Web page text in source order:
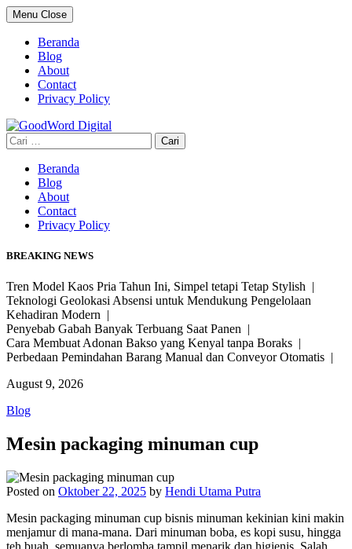
Skip
to
content
Menu Close
Beranda
Blog
About
Contact
Privacy Policy
Cari
untuk:
Beranda
Blog
About
Contact
Privacy Policy
BREAKING NEWS
Tren Model Kaos Pria Tahun Ini, Simpel tetapi Tetap Stylish |
Teknologi Geolokasi Absensi untuk Mendukung Pengelolaan
Kehadiran Modern |
Penyebab Gabah Banyak Terbuang Saat Panen |
Cara Membuat Adonan Bakso yang Kenyal tanpa Boraks |
Perbedaan Pemindahan Barang Manual dan Conveyor Otomatis |
August 9, 2026
Blog
Mesin packaging minuman cup
Posted on Oktober 22, 2025 by Hendi Utama Putra
Mesin packaging minuman cup bisnis minuman kekinian kini makin
menjamur di mana-mana. Dari minuman boba, es kopi susu, hingga